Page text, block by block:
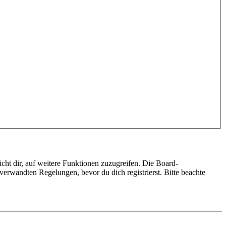
dir, auf weitere Funktionen zuzugreifen. Die Board-
Regelungen, bevor du dich registrierst. Bitte beachte